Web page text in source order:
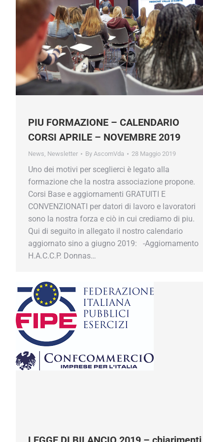
PIU FORMAZIONE – CALENDARIO
CORSI APRILE – NOVEMBRE 2019
News,Newsletter ByAscomVda 28 Maggio 2019
Uno dei motivi per sceglierci è legato alla
formazione che la nostra associazione propone.
Corsi Base e aggiornamenti GRATUITI E
CONVENZIONATI per datori di lavoro e lavoratori
sono la nostra forza e ciò in cui crediamo di piu.
Qui di seguito in allegato il nostro calendario
aggiornato sino a giugno 2019: -Aggiornamento
H.A.C.C.P. Donnas…
Mantieniti
Inserisci